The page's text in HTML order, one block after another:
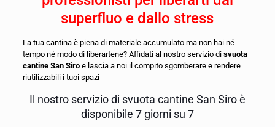
superfluo e dallo stress
La tua cantina è piena di materiale accumulato ma non hai né
tempo né modo di liberartene? Affidati al nostro servizio di svuota
cantine San Siro e lascia a noi il compito sgomberare e rendere
riutilizzabili i tuoi spazi
Il nostro servizio di svuota cantine San Siro è
disponibile 7 giorni su 7